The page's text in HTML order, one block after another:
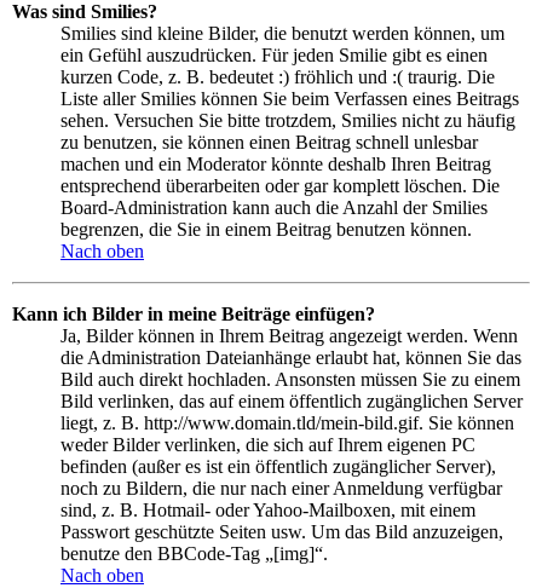
Was sind Smilies?
Smilies sind kleine Bilder, die benutzt werden können, um
ein Gefühl auszudrücken. Für jeden Smilie gibt es einen
kurzen Code, z. B. bedeutet :) fröhlich und :( traurig. Die
Liste aller Smilies können Sie beim Verfassen eines Beitrags
sehen. Versuchen Sie bitte trotzdem, Smilies nicht zu häufig
zu benutzen, sie können einen Beitrag schnell unlesbar
machen und ein Moderator könnte deshalb Ihren Beitrag
entsprechend überarbeiten oder gar komplett löschen. Die
Board-Administration kann auch die Anzahl der Smilies
begrenzen, die Sie in einem Beitrag benutzen können.
Nach oben
Kann ich Bilder in meine Beiträge einfügen?
Ja, Bilder können in Ihrem Beitrag angezeigt werden. Wenn
die Administration Dateianhänge erlaubt hat, können Sie das
Bild auch direkt hochladen. Ansonsten müssen Sie zu einem
Bild verlinken, das auf einem öffentlich zugänglichen Server
liegt, z. B. http://www.domain.tld/mein-bild.gif. Sie können
weder Bilder verlinken, die sich auf Ihrem eigenen PC
befinden (außer es ist ein öffentlich zugänglicher Server),
noch zu Bildern, die nur nach einer Anmeldung verfügbar
sind, z. B. Hotmail- oder Yahoo-Mailboxen, mit einem
Passwort geschützte Seiten usw. Um das Bild anzuzeigen,
benutze den BBCode-Tag „[img]“.
Nach oben